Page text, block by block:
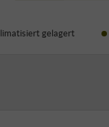
gelagert